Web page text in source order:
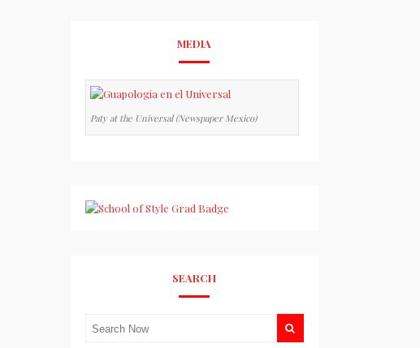
MEDIA
Paty at the Universal (Newspaper Mexico)
SEARCH